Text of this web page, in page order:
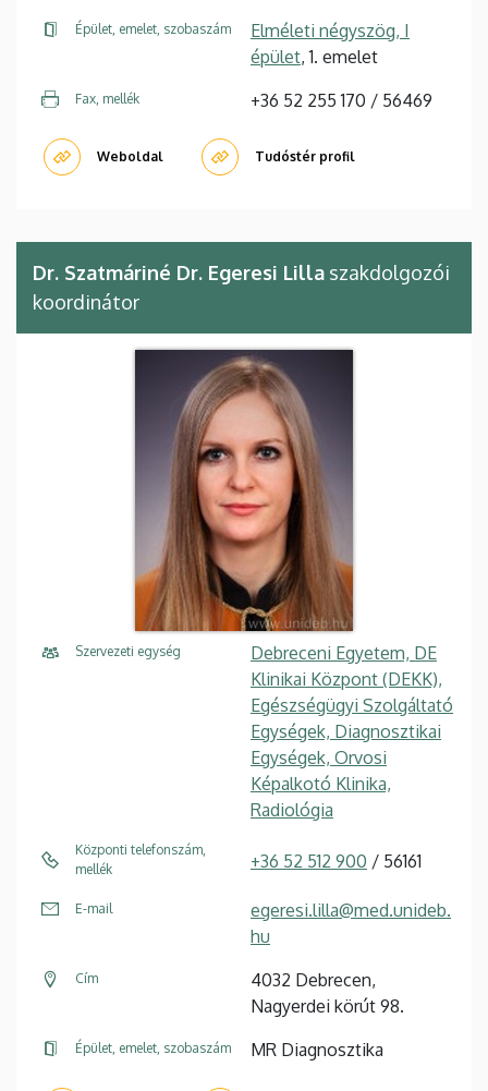
Épület, emelet, szobaszám
Elméleti négyszög, I
épület, 1. emelet
Fax, mellék +36 52 255 170 / 56469
Weboldal Tudóstér profil
Dr. Szatmáriné Dr. Egeresi Lilla szakdolgozói
koordinátor
Szervezeti egység
Debreceni Egyetem, DE
Klinikai Központ (DEKK),
Egészségügyi Szolgáltató
Egységek, Diagnosztikai
Egységek, Orvosi
Képalkotó Klinika,
Radiológia
Központi telefonszám,
mellék
+36 52 512 900 / 56161
E-mail
egeresi.lilla@med.unideb.
hu
Cím
4032 Debrecen,
Nagyerdei körút 98.
Épület, emelet, szobaszám MR Diagnosztika